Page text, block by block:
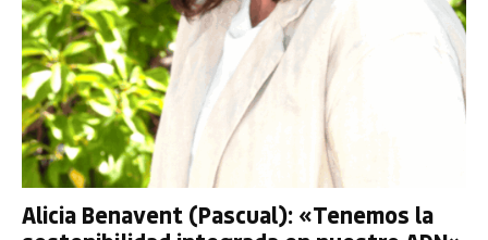
Alicia Benavent (Pascual): «Tenemos la